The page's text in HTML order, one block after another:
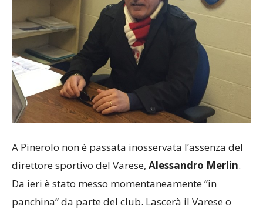
A Pinerolo non è passata inosservata l’assenza del
direttore sportivo del Varese, Alessandro Merlin.
Da ieri è stato messo momentaneamente “in
panchina” da parte del club. Lascerà il Varese o